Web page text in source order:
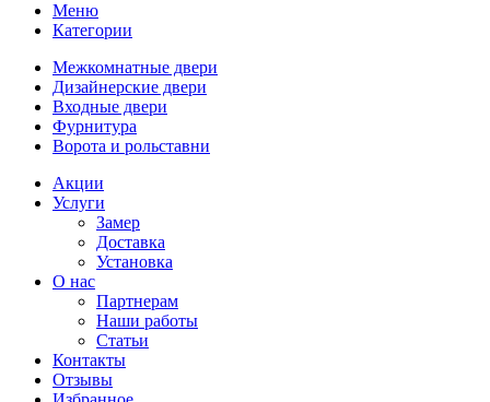
Меню
Категории
Межкомнатные двери
Дизайнерские двери
Входные двери
Фурнитура
Ворота и рольставни
Акции
Услуги
Замер
Доставка
Установка
О нас
Партнерам
Наши работы
Статьи
Контакты
Отзывы